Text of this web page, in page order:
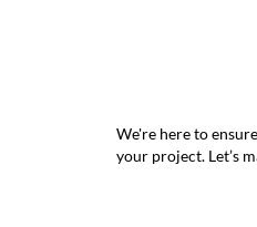
We're here to
your project. Let’s